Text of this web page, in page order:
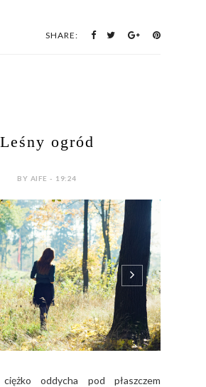
SHARE:
Leśny ogród
BY AIFE - 19:24
oddycha pod płaszczem